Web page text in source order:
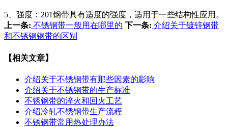
5、强度：201钢带具有适度的强度，适用于一些结构性应用。
上一条: 不锈钢带一般用在哪里的 下一条: 介绍关于镀锌钢带
和不锈钢钢带的区别
【相关文章】
介绍关于不锈钢带有那些因素的影响
介绍关于不锈钢带的生产标准
不锈钢带的淬火和回火工艺
介绍冷轧不锈钢带生产流程
不锈钢带常用热处理办法